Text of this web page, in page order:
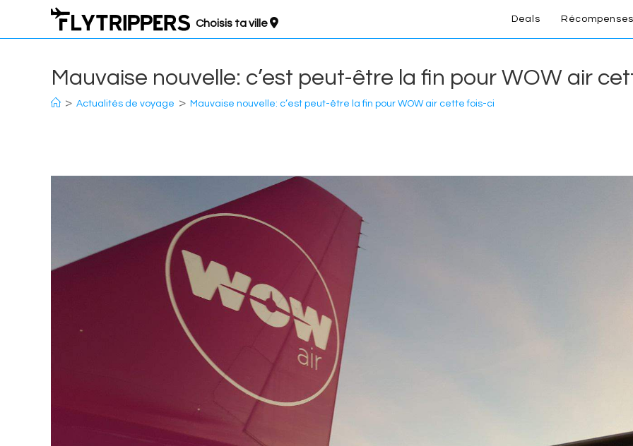
Choisis ta ville Deals
Mauvaise nouvelle: c’est peut-être la fin pour WOW air
> Actualités de voyage > Mauvaise nouvelle: c’est peut-être la fin pour WOW air cette fois-ci